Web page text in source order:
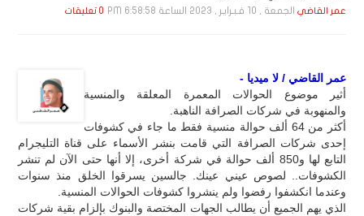
عمر القاضي الجمعة , 10 فـبـرايـر , 2023 الساعة 6:58:58 PM 0 تعليقات
عمر القاضي / لا ميديا -
أثير موضوع الحوالات المعمرة المعلقة والمنسية
والمنهوبة في شركات الصرافة الناهبة.
أكثر من 64 ألف حوالة منسية فقط ما جاء في كشوفات
إحدى شركات الصرافة التي قامت بنشر الأسماء على قناة التليجرام
التابع لها و850 ألف حوالة في شركة أخرى، إلا أنها حتى الآن لم تنشر
الكشوفات.. لصوص عيني عينك. جالسين يسرقوا الخلق منذ سنوات
وعندما انكشفوا رفضوا ولم ينشروا كشوفات الحوالات المنسية.
الذي يهم الجميع أن يطالب الجهات المختصة والبنوك بإلزام بقية شركات